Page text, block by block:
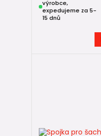
výrobce,
expedujeme za 5-
15 dnů